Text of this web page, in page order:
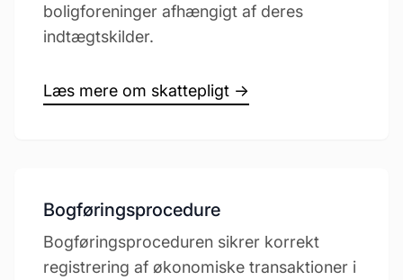
boligforeninger afhængigt af deres
indtægtskilder.
Læs mere om skattepligt →
Bogføringsprocedure
Bogføringsproceduren sikrer korrekt
registrering af økonomiske transaktioner i